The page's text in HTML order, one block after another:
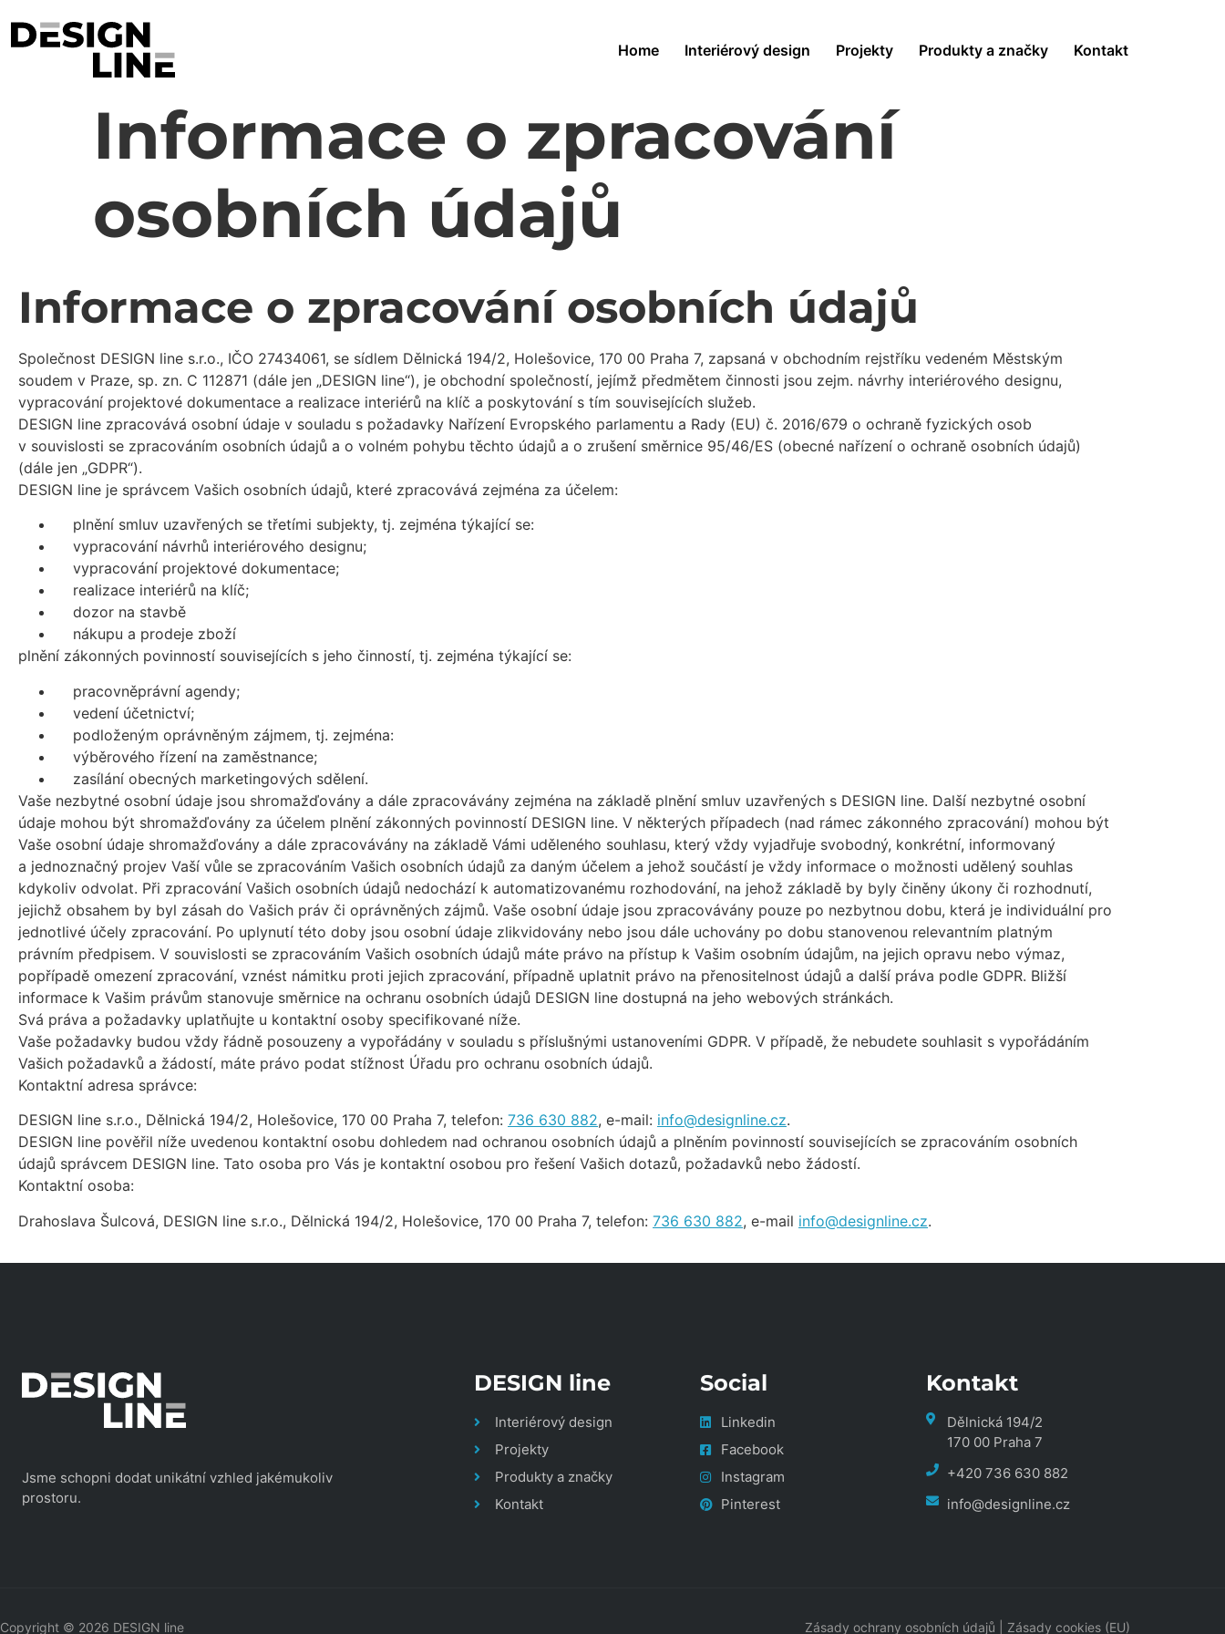
Home Interiérový design Projekty Produkty a značky Kontakt
Informace o zpracování
osobních údajů
Informace o zpracování osobních údajů
Společnost DESIGN line s.r.o., IČO 27434061, se sídlem Dělnická 194/2, Holešovice, 170 00 Praha 7, zapsaná v obchodním rejstříku vedeném Městským
soudem v Praze, sp. zn. C 112871 (dále jen „DESIGN line“), je obchodní společností, jejímž předmětem činnosti jsou zejm. návrhy interiérového designu,
vypracování projektové dokumentace a realizace interiérů na klíč a poskytování s tím souvisejících služeb.
DESIGN line zpracovává osobní údaje v souladu s požadavky Nařízení Evropského parlamentu a Rady (EU) č. 2016/679 o ochraně fyzických osob
v souvislosti se zpracováním osobních údajů a o volném pohybu těchto údajů a o zrušení směrnice 95/46/ES (obecné nařízení o ochraně osobních údajů)
(dále jen „GDPR“).
DESIGN line je správcem Vašich osobních údajů, které zpracovává zejména za účelem:
plnění smluv uzavřených se třetími subjekty, tj. zejména týkající se:
vypracování návrhů interiérového designu;
vypracování projektové dokumentace;
realizace interiérů na klíč;
dozor na stavbě
nákupu a prodeje zboží
plnění zákonných povinností souvisejících s jeho činností, tj. zejména týkající se:
pracovněprávní agendy;
vedení účetnictví;
podloženým oprávněným zájmem, tj. zejména:
výběrového řízení na zaměstnance;
zasílání obecných marketingových sdělení.
Vaše nezbytné osobní údaje jsou shromažďovány a dále zpracovávány zejména na základě plnění smluv uzavřených s DESIGN line. Další nezbytné osobní
údaje mohou být shromažďovány za účelem plnění zákonných povinností DESIGN line. V některých případech (nad rámec zákonného zpracování) mohou být
Vaše osobní údaje shromažďovány a dále zpracovávány na základě Vámi uděleného souhlasu, který vždy vyjadřuje svobodný, konkrétní, informovaný
a jednoznačný projev Vaší vůle se zpracováním Vašich osobních údajů za daným účelem a jehož součástí je vždy informace o možnosti udělený souhlas
kdykoliv odvolat. Při zpracování Vašich osobních údajů nedochází k automatizovanému rozhodování, na jehož základě by byly činěny úkony či rozhodnutí,
jejichž obsahem by byl zásah do Vašich práv či oprávněných zájmů. Vaše osobní údaje jsou zpracovávány pouze po nezbytnou dobu, která je individuální pro
jednotlivé účely zpracování. Po uplynutí této doby jsou osobní údaje zlikvidovány nebo jsou dále uchovány po dobu stanovenou relevantním platným
právním předpisem. V souvislosti se zpracováním Vašich osobních údajů máte právo na přístup k Vašim osobním údajům, na jejich opravu nebo výmaz,
popřípadě omezení zpracování, vznést námitku proti jejich zpracování, případně uplatnit právo na přenositelnost údajů a další práva podle GDPR. Bližší
informace k Vašim právům stanovuje směrnice na ochranu osobních údajů DESIGN line dostupná na jeho webových stránkách.
Svá práva a požadavky uplatňujte u kontaktní osoby specifikované níže.
Vaše požadavky budou vždy řádně posouzeny a vypořádány v souladu s příslušnými ustanoveními GDPR. V případě, že nebudete souhlasit s vypořádáním
Vašich požadavků a žádostí, máte právo podat stížnost Úřadu pro ochranu osobních údajů.
Kontaktní adresa správce:
DESIGN line s.r.o., Dělnická 194/2, Holešovice, 170 00 Praha 7, telefon: 736 630 882, e-mail: info@designline.cz.
DESIGN line pověřil níže uvedenou kontaktní osobu dohledem nad ochranou osobních údajů a plněním povinností souvisejících se zpracováním osobních
údajů správcem DESIGN line. Tato osoba pro Vás je kontaktní osobou pro řešení Vašich dotazů, požadavků nebo žádostí.
Kontaktní osoba:
Drahoslava Šulcová, DESIGN line s.r.o., Dělnická 194/2, Holešovice, 170 00 Praha 7, telefon: 736 630 882, e-mail info@designline.cz.
Jsme schopni dodat unikátní vzhled jakémukoliv
prostoru.
DESIGN line
Interiérový design
Projekty
Produkty a značky
Kontakt
Social
Linkedin
Facebook
Instagram
Pinterest
Kontakt
Dělnická 194/2
170 00 Praha 7
+420 736 630 882
info@designline.cz
Copyright © 2026 DESIGN line Zásady ochrany osobních údajů Zásady cookies (EU)